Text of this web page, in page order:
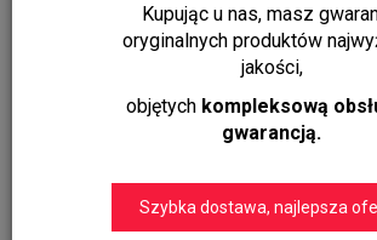
Kupując u nas, masz
oryginalnych produktów
jakości,
objętych kompleksową
gwarancją.
Szybka dostawa, najlepsza
180x145x4 cmNordal